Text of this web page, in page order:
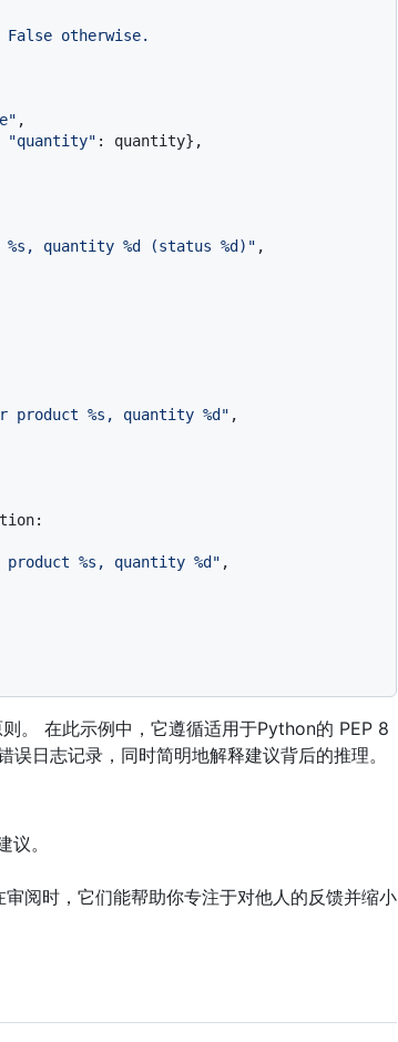
,
"quantity" : quantity},
quantity %d (status %d)" ,
%s, quantity %d" ,
%s, quantity %d" ,
。 在此示例中，它遵循适用于Python的 PEP 8
日志记录，同时简明地解释建议背后的推理。
。
阅时，它们能帮助你专注于对他人的反馈并缩小